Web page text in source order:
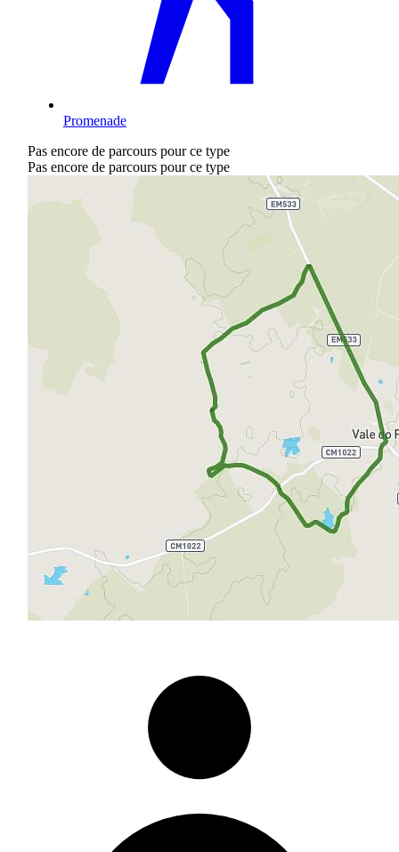
Promenade
Pas encore de parcours pour ce type
Pas encore de parcours pour ce type